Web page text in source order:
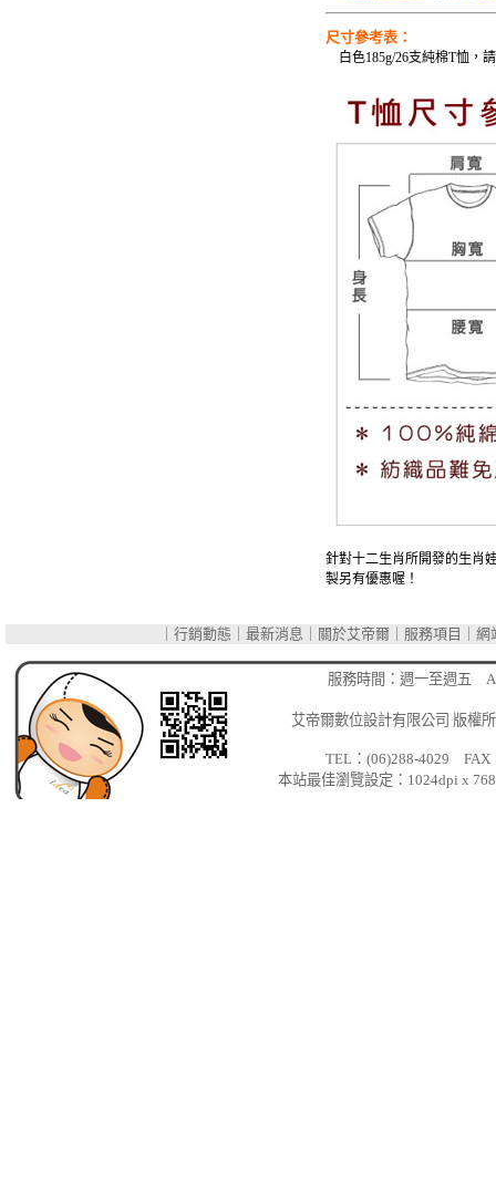
尺寸參考表：
白色185g/26支純棉T恤，
針對十二生肖所開發的生肖
製另有優惠喔！
站
設
行銷動態 最新消息 關於艾帝爾 服務項目 網
服務時間：週一至週五
艾帝爾數位設計有限公司 版權
TEL：(06)288-4029
本站最佳瀏覽設定：1024dpi x